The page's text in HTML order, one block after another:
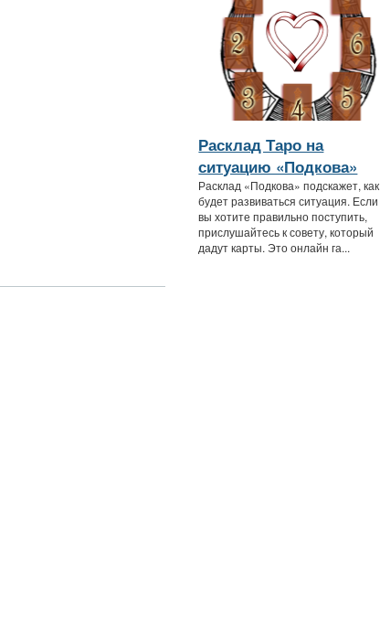
Расклад Таро на
ситуацию «Подкова»
Расклад «Подкова» подскажет, как
будет развиваться ситуация. Если
вы хотите правильно поступить,
прислушайтесь к совету, который
дадут карты. Это онлайн га...